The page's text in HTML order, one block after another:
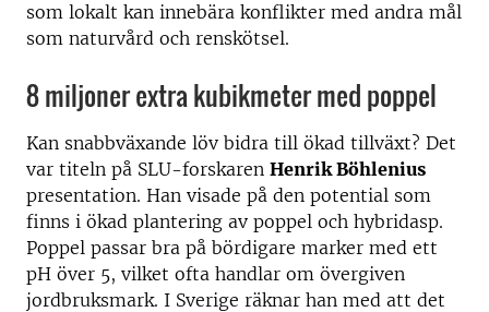
som lokalt kan innebära konflikter med andra mål
som naturvård och renskötsel.
8 miljoner extra kubikmeter med poppel
Kan snabbväxande löv bidra till ökad tillväxt? Det
var titeln på SLU-forskaren Henrik Böhlenius
presentation. Han visade på den potential som
finns i ökad plantering av poppel och hybridasp.
Poppel passar bra på bördigare marker med ett
pH över 5, vilket ofta handlar om övergiven
jordbruksmark. I Sverige räknar han med att det